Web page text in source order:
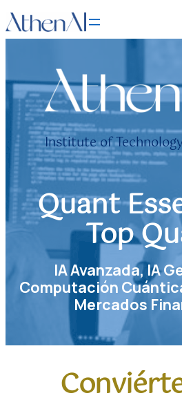
Saltar
al
Institute of
Quant
Top
IA Avanzada, IA
Computación
Mercados